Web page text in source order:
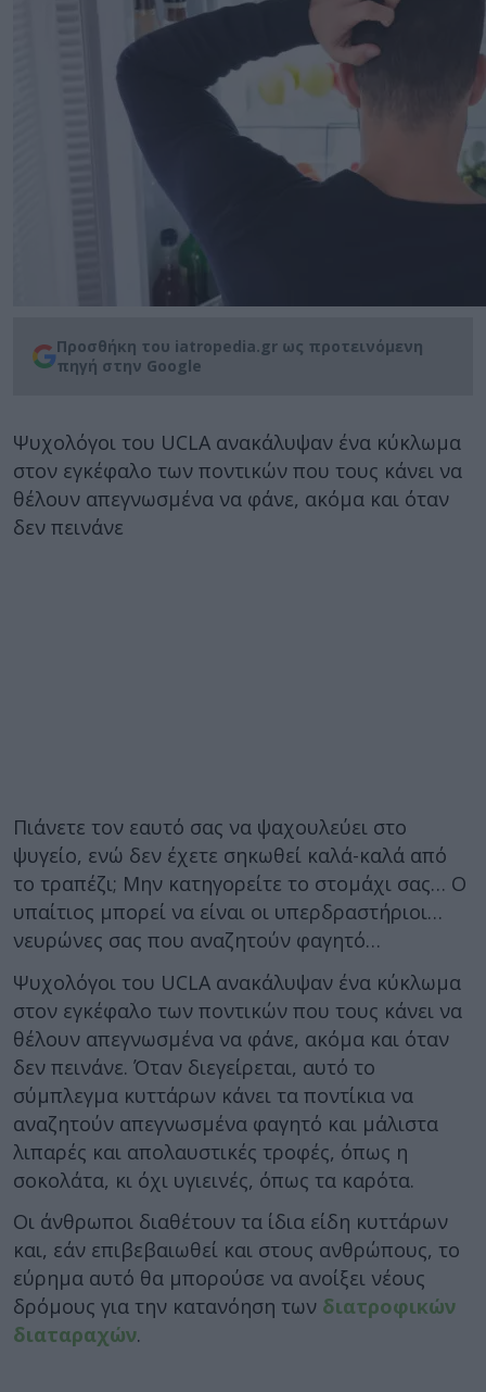
Προσθήκη του iatropedia.gr ως προτεινόμενη
πηγή στην Google
Ψυχολόγοι του UCLA ανακάλυψαν ένα κύκλωμα
στον εγκέφαλο των ποντικών που τους κάνει να
θέλουν απεγνωσμένα να φάνε, ακόμα και όταν
δεν πεινάνε
Πιάνετε τον εαυτό σας να ψαχουλεύει στο
ψυγείο, ενώ δεν έχετε σηκωθεί καλά-καλά από
το τραπέζι; Μην κατηγορείτε το στομάχι σας… Ο
υπαίτιος μπορεί να είναι οι υπερδραστήριοι…
νευρώνες σας που αναζητούν φαγητό…
Ψυχολόγοι του UCLA ανακάλυψαν ένα κύκλωμα
στον εγκέφαλο των ποντικών που τους κάνει να
θέλουν απεγνωσμένα να φάνε, ακόμα και όταν
δεν πεινάνε. Όταν διεγείρεται, αυτό το
σύμπλεγμα κυττάρων κάνει τα ποντίκια να
αναζητούν απεγνωσμένα φαγητό και μάλιστα
λιπαρές και απολαυστικές τροφές, όπως η
σοκολάτα, κι όχι υγιεινές, όπως τα καρότα.
Οι άνθρωποι διαθέτουν τα ίδια είδη κυττάρων
και, εάν επιβεβαιωθεί και στους ανθρώπους, το
εύρημα αυτό θα μπορούσε να ανοίξει νέους
δρόμους για την κατανόηση των διατροφικών
διαταραχών.